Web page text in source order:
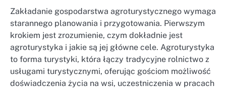
Zakładanie gospodarstwa agroturystycznego wymaga
starannego planowania i przygotowania. Pierwszym
krokiem jest zrozumienie, czym dokładnie jest
agroturystyka i jakie są jej główne cele. Agroturystyka
to forma turystyki, która łączy tradycyjne rolnictwo z
usługami turystycznymi, oferując gościom możliwość
doświadczenia życia na wsi, uczestniczenia w pracach